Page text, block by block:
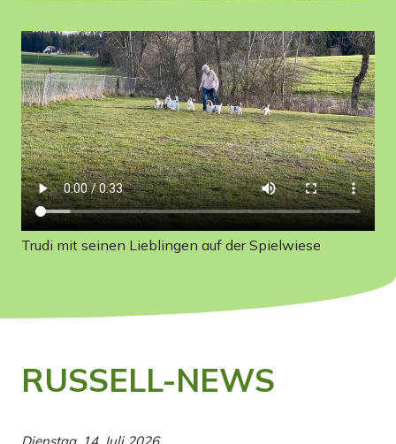
Trudi mit seinen Lieblingen auf der Spielwiese
RUSSELL-NEWS